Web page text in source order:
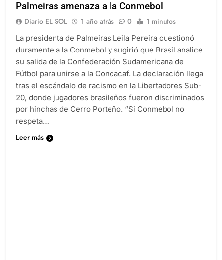
Palmeiras amenaza a la Conmebol
Diario EL SOL 1 año atrás 0 1 minutos
La presidenta de Palmeiras Leila Pereira cuestionó
duramente a la Conmebol y sugirió que Brasil analice
su salida de la Confederación Sudamericana de
Fútbol para unirse a la Concacaf. La declaración llega
tras el escándalo de racismo en la Libertadores Sub-
20, donde jugadores brasileños fueron discriminados
por hinchas de Cerro Porteño. “Si Conmebol no
respeta…
Leer más